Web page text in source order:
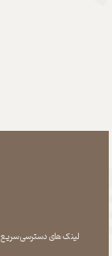
لینک های دسترسی سریع